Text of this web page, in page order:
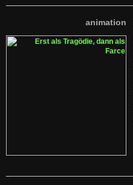
animation